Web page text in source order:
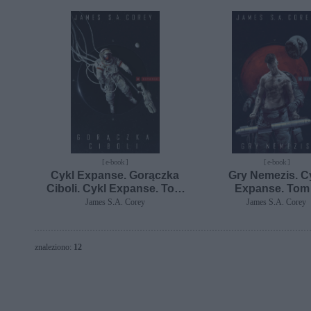
[ e-book ]
Cykl Expanse. Gorączka
Ciboli. Cykl Expanse. Tom
4 - nowe wydanie
James S.A. Corey
[ e-book ]
Gry Nemezis.
Expanse. Tom
James S.A. Corey
znaleziono: 12